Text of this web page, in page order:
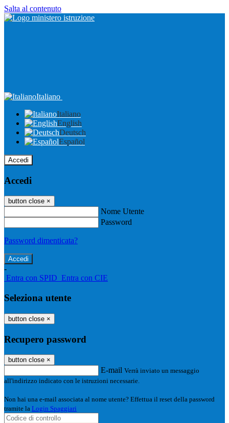
Salta al contenuto
Italiano
Italiano
English
Deutsch
Español
Accedi
Accedi
button close ×
Nome Utente
Password
Password dimenticata?
-
Entra con SPID Entra con CIE
Seleziona utente
button close ×
Recupero password
button close ×
E-mail Verrà inviato un messaggio
all'indirizzo indicato con le istruzioni necessarie.
Non hai una e-mail associata al nome utente? Effettua il reset della password
tramite la Login Spaggiari